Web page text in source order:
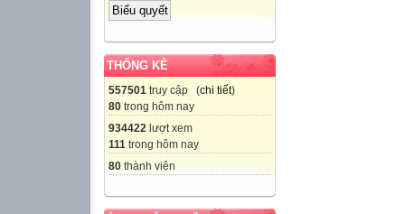
THỐNG KÊ
557501 truy cập (chi tiết)
80 trong hôm nay
934422 lượt xem
111 trong hôm nay
80 thành viên